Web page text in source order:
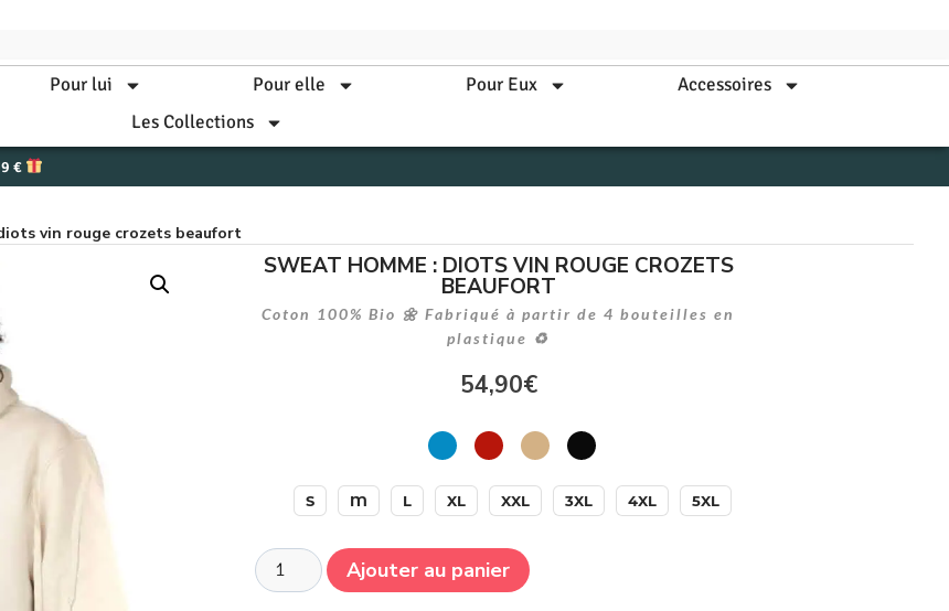
Pour lui Pour elle Pour Eux
Accessoires
Les Collections
€
vin rouge crozets beaufort
SWEAT HOMME : DIOTS VIN ROUGE CROZETS
BEAUFORT
Coton 100% Bio 🌼 Fabriqué à partir de 4 bouteilles en
plastique ♻
54,90€
S M L XL XXL 3XL 4XL 5XL
Ajouter au panier